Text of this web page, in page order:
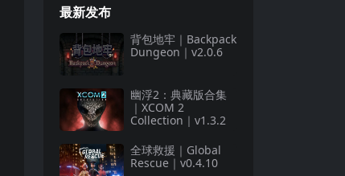
最新发布
背包地牢｜Backpack
Dungeon｜v2.0.6
幽浮2：典藏版合集
｜XCOM 2
Collection｜v1.3.2
全球救援｜Global
Rescue｜v0.4.10